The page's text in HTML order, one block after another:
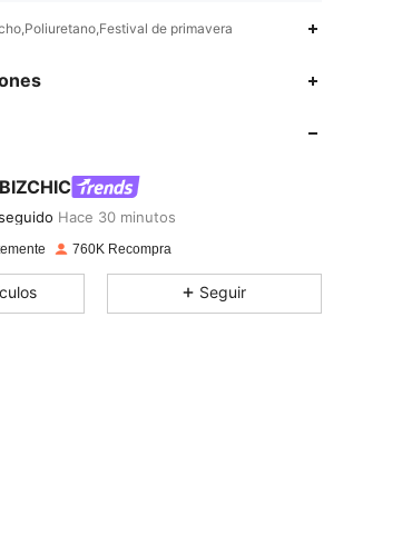
de primavera
Hace 30 minutos
7.2KArtículos 806K
7.2K 806K
7.2K 806K
760K Recompra
Seguir